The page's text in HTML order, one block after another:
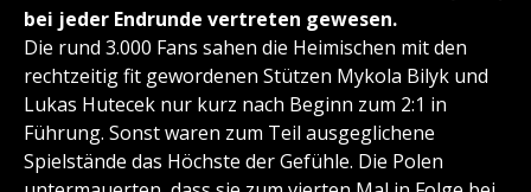
bei jeder Endrunde vertreten gewesen.
Die rund 3.000 Fans sahen die Heimischen mit den
rechtzeitig fit gewordenen Stützen Mykola Bilyk und
Lukas Hutecek nur kurz nach Beginn zum 2:1 in
Führung. Sonst waren zum Teil ausgeglichene
Spielstände das Höchste der Gefühle. Die Polen